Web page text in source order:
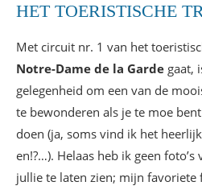
HET TOERISTISCHE
Met circuit nr. 1 van het
Notre-Dame de la Garde gaat,
gelegenheid om een van de
te bewonderen als je te moe
doen (ja, soms vind ik het
en!?…). Helaas heb ik geen
jullie te laten zien; mijn favoriete